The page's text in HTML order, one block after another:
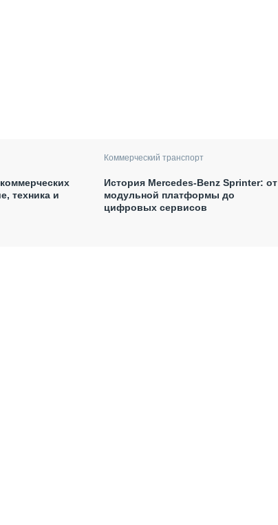
техника и
Коммерческий транспорт
История Mercedes-Benz Sprinter: от
модульной платформы до
цифровых сервисов